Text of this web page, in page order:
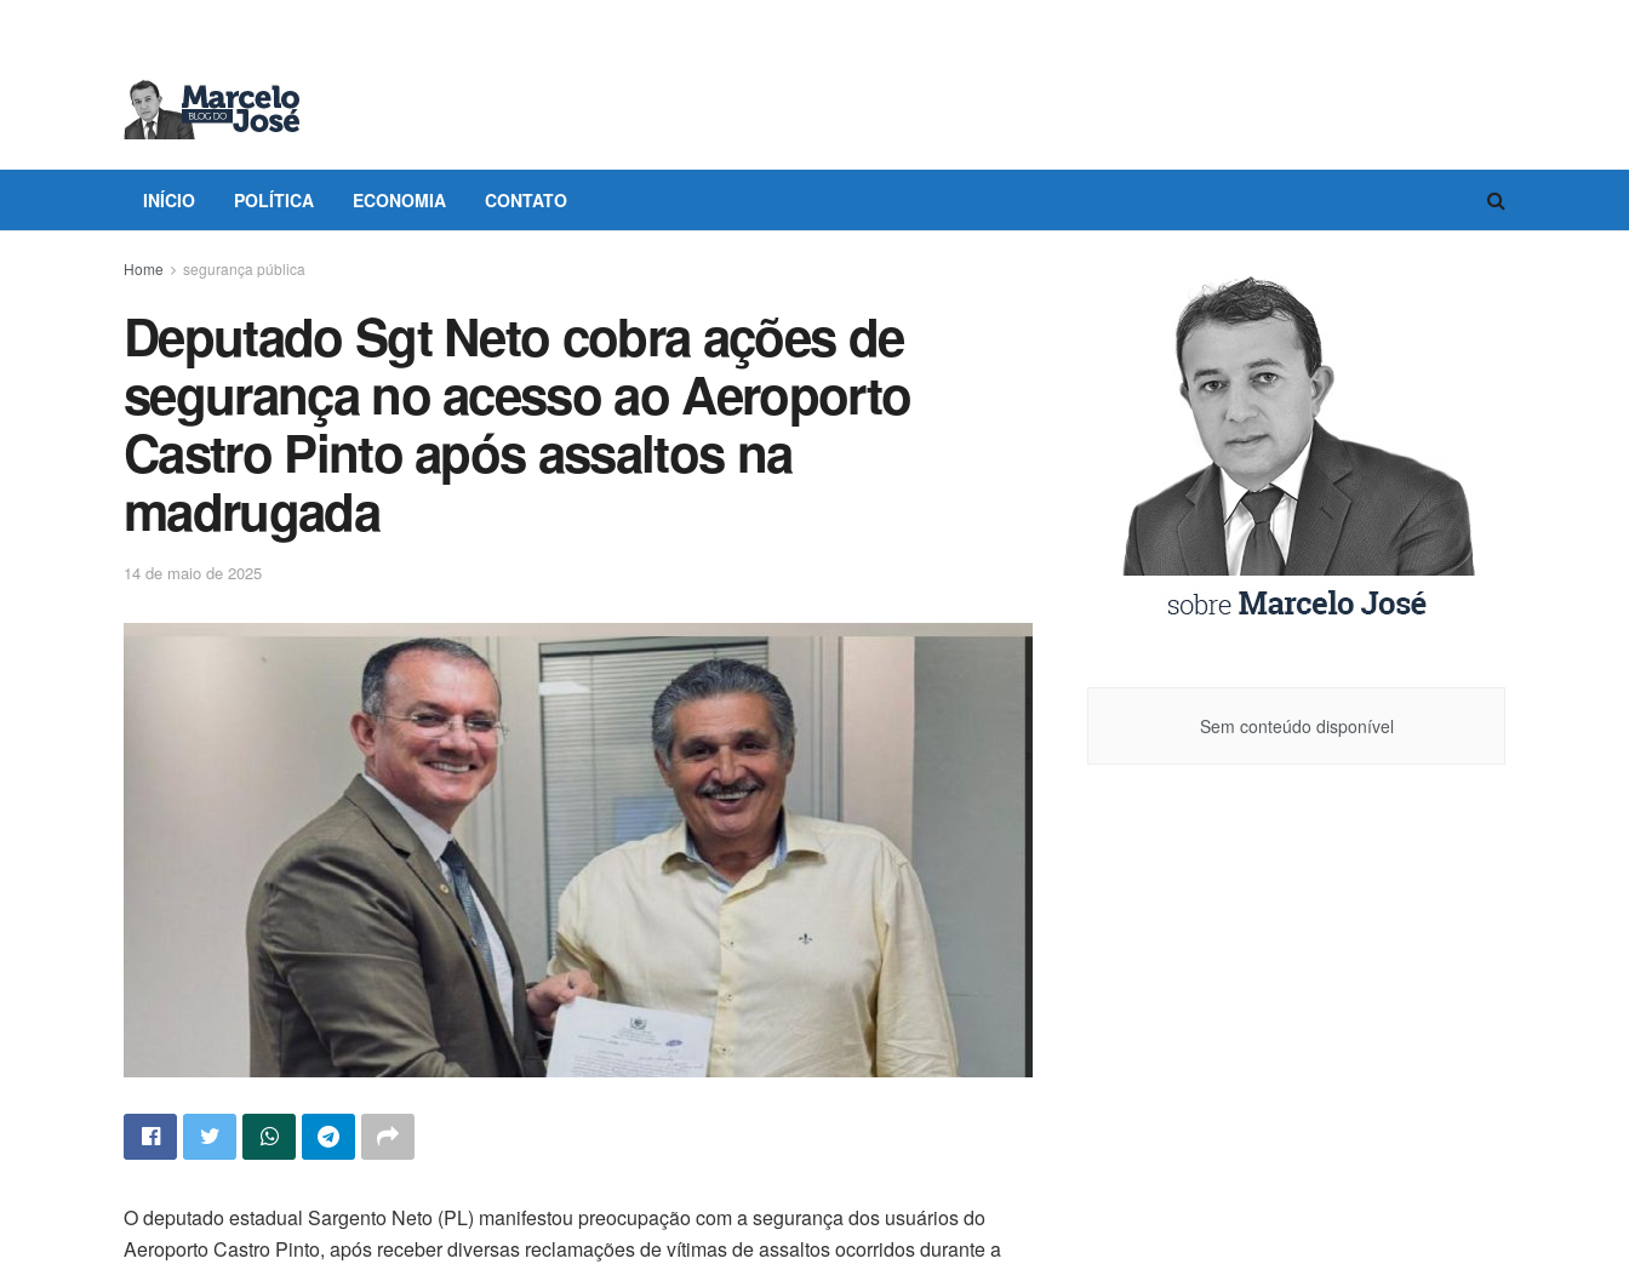
INÍCIO POLÍTICA ECONOMIA CONTATO
Home segurança pública
Deputado Sgt Neto cobra ações de
segurança no acesso ao Aeroporto
Castro Pinto após assaltos na
madrugada
14 de maio de 2025
O deputado estadual Sargento Neto (PL) manifestou preocupação com a segurança dos usuários do
Aeroporto Castro Pinto, após receber diversas reclamações de vítimas de assaltos ocorridos durante a
Sem conteúdo disponível